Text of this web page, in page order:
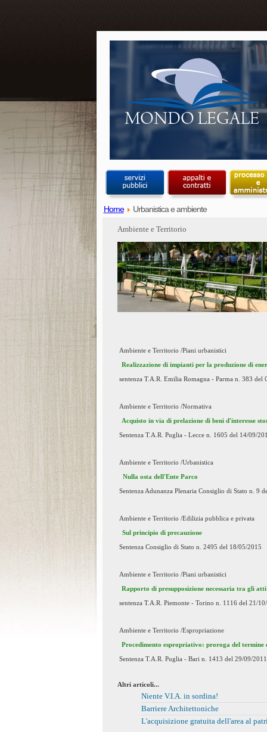
Home Urbanistica e ambiente
Ambiente e Territorio
Ambiente e Territorio /Piani urbanistici
Realizzazione di impianti per la produzione di
sentenza T.A.R. Emilia Romagna - Parma n. 383 del
Ambiente e Territorio /Normativa
Acquisto in via di prelazione di beni d'interesse
Sentenza T.A.R. Puglia - Lecce n. 1605 del 14/09/
Ambiente e Territorio /Urbanistica
Nulla osta dell'Ente Parco
Sentenza Adunanza Plenaria Consiglio di Stato n. 9
Ambiente e Territorio /Edilizia pubblica e privata
Sul principio di precauzione
Sentenza Consiglio di Stato n. 2495 del 18/05/2015
Ambiente e Territorio /Piani urbanistici
Rapporto di presupposizione necessaria tra gli
sentenza T.A.R. Piemonte - Torino n. 1116 del 21/
Ambiente e Territorio /Espropriazione
Procedimento espropriativo: proroga del
Sentenza T.A.R. Puglia - Bari n. 1413 del 29/09/2011
Altri articoli...
Niente V.I.A. in sordina!
Barriere Architettoniche
L'acquisizione gratuita dell'area al